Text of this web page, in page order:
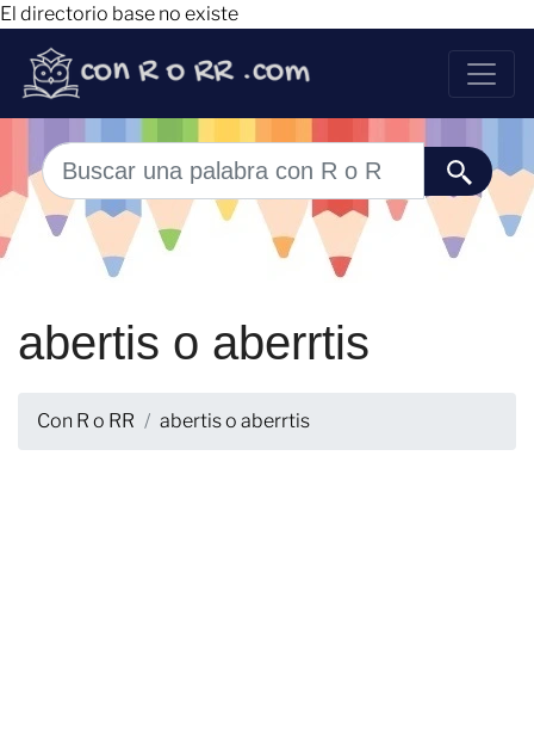
El directorio base no existe
abertis o aberrtis
Con R o RR abertis o aberrtis